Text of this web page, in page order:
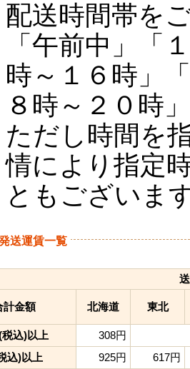
配送時間帯を
「午前中」「
時～１６時」
８時～２０時
ただし時間を
情により指定
ともございま
送運賃一覧
計金額 北海道 東北
込)以上
308円
込)以上
925円
617円